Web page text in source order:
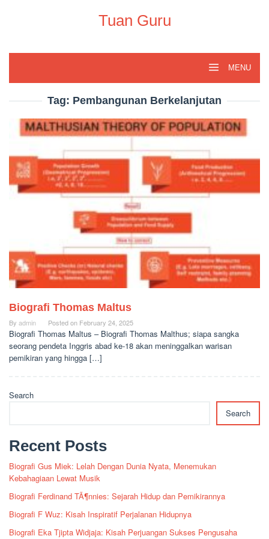
Tuan Guru
MENU
Tag: Pembangunan Berkelanjutan
Biografi Thomas Maltus
By admin Posted on February 24, 2025
Biografi Thomas Maltus – Biografi Thomas Malthus; siapa sangka
seorang pendeta Inggris abad ke-18 akan meninggalkan warisan
pemikiran yang hingga […]
Search
Search
Recent Posts
Biografi Gus Miek: Lelah Dengan Dunia Nyata, Menemukan
Kebahagiaan Lewat Musik
Biografi Ferdinand TÃ¶nnies: Sejarah Hidup dan Pemikirannya
Biografi F Wuz: Kisah Inspiratif Perjalanan Hidupnya
Biografi Eka Tjipta Widjaja: Kisah Perjuangan Sukses Pengusaha